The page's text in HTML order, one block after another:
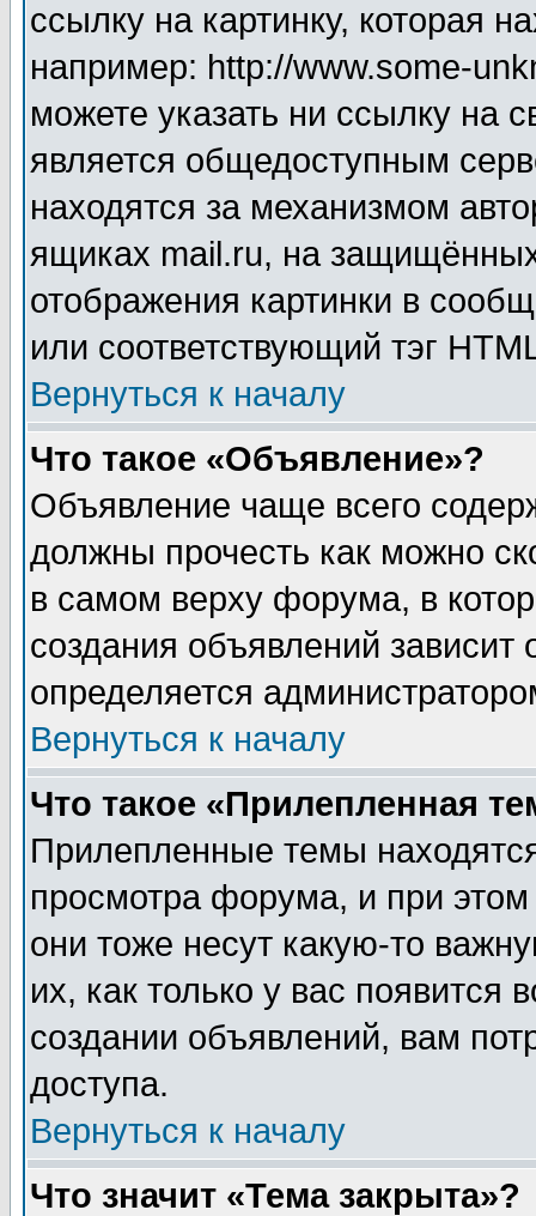
ссылку на картинку, которая
например: http://www.some-
можете указать ни ссылку на
является общедоступным
находятся за механизмом
ящиках mail.ru, на
отображения картинки в
или соответствующий тэг
Вернуться к началу
Что такое «Объявление»?
Объявление чаще всего
должны прочесть как можно
в самом верху форума, в
создания объявлений зависит
определяется
Вернуться к началу
Что такое «Прилепленная
Прилепленные темы
просмотра форума, и при
они тоже несут какую-то
их, как только у вас появится
создании объявлений, вам
доступа.
Вернуться к началу
Что значит «Тема закрыта»?